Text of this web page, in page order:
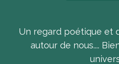
Un regard poétique et
autour de nous....